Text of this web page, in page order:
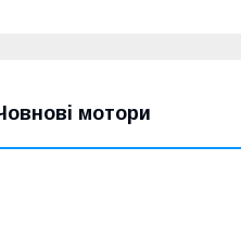
мотори